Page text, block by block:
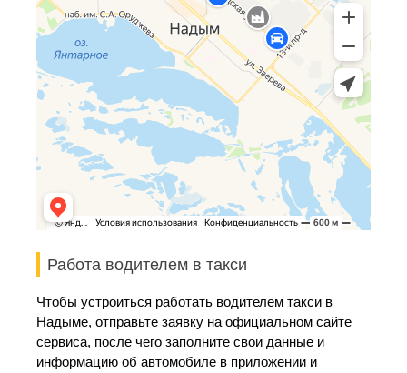
Работа водителем в такси
Чтобы устроиться работать водителем такси в
Надыме, отправьте заявку на официальном сайте
сервиса, после чего заполните свои данные и
информацию об автомобиле в приложении и